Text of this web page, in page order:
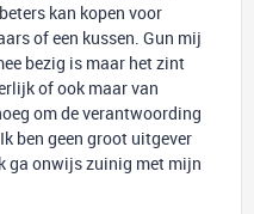
kan kopen voor
of een kussen. Gun mij
bezig is maar het zint
of ook maar van
om de verantwoording
ben geen groot uitgever
ga onwijs zuinig met mijn